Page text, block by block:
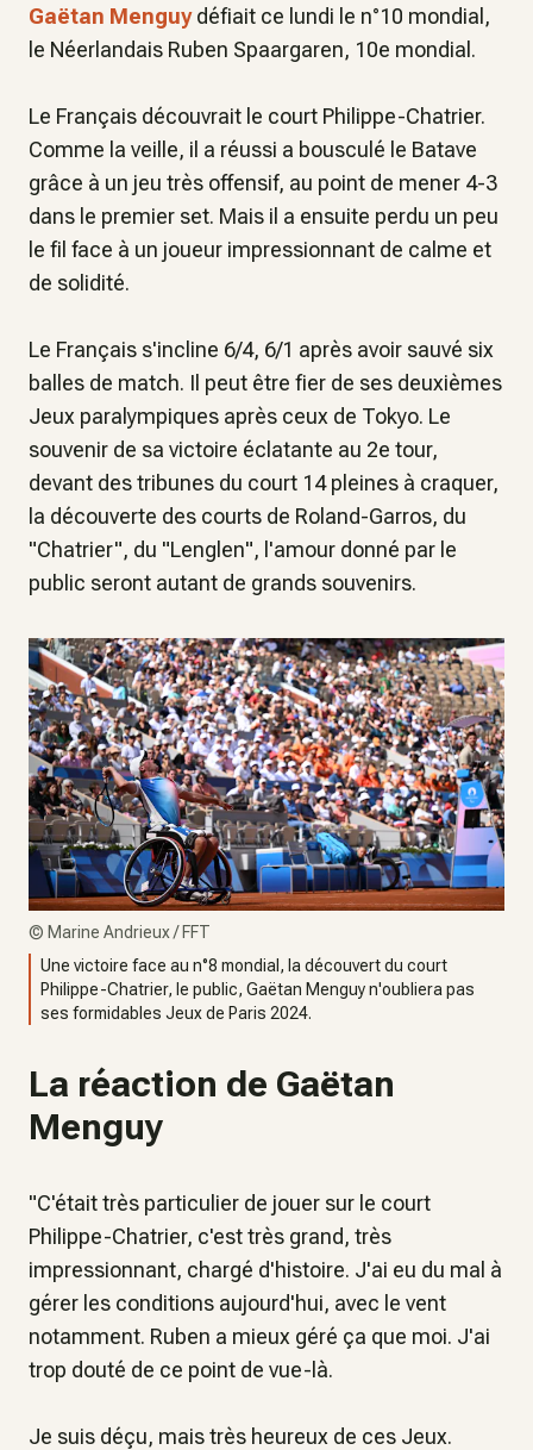
Gaëtan Menguydéfiait ce lundi le n°10 mondial,
le Néerlandais Ruben Spaargaren, 10e mondial.
Le Français découvrait le court Philippe-Chatrier.
Comme la veille, il a réussi a bousculé le Batave
grâce à un jeu très offensif, au point de mener 4-3
dans le premier set. Mais il a ensuite perdu un peu
le fil face à un joueur impressionnant de calme et
de solidité.
Le Français s'incline 6/4, 6/1 après avoir sauvé six
balles de match. Il peut être fier de ses deuxièmes
Jeux paralympiques après ceux de Tokyo. Le
souvenir de sa victoire éclatante au 2e tour,
devant des tribunes du court 14 pleines à craquer,
la découverte des courts de Roland-Garros, du
"Chatrier", du "Lenglen", l'amour donné par le
public seront autant de grands souvenirs.
© Marine Andrieux / FFT
Une victoire face au n°8 mondial, la découvert du court
Philippe-Chatrier, le public, Gaëtan Menguy n'oubliera pas
ses formidables Jeux de Paris 2024.
La réaction de Gaëtan
Menguy
"C'était très particulier de jouer sur le court
Philippe-Chatrier, c'est très grand, très
impressionnant, chargé d'histoire. J'ai eu du mal à
gérer les conditions aujourd'hui, avec le vent
notamment. Ruben a mieux géré ça que moi. J'ai
trop douté de ce point de vue-là.
Je suis déçu, mais très heureux de ces Jeux.